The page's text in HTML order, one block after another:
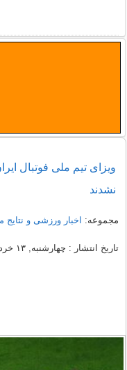
ویزای تیم ملی فوتبال
نشدند
مجموعه: اخبار ورزشی و
تاریخ انتشار : چهارشنبه, ۱۳ خرداد ۱۴۰۵ ۱۶:۵۹